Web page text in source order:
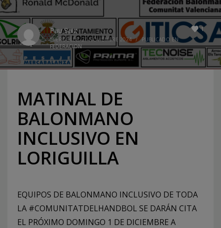
1
Pau Saiz
MIÉRCOLES, 27 NOVIEMBRE 2024 / PUBLICADO EN
FEDERACION
MATINAL DE
BALONMANO
INCLUSIVO EN
LORIGUILLA
EQUIPOS DE BALONMANO INCLUSIVO DE TODA
LA #COMUNITATDELHANDBOL SE DARÁN CITA
EL PRÓXIMO DOMINGO 1 DE DICIEMBRE A